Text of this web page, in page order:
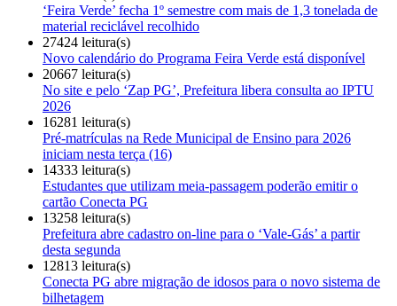
‘Feira Verde’ fecha 1º semestre com mais de 1,3 tonelada de
material reciclável recolhido
27424 leitura(s)
Novo calendário do Programa Feira Verde está disponível
20667 leitura(s)
No site e pelo ‘Zap PG’, Prefeitura libera consulta ao IPTU
2026
16281 leitura(s)
Pré-matrículas na Rede Municipal de Ensino para 2026
iniciam nesta terça (16)
14333 leitura(s)
Estudantes que utilizam meia-passagem poderão emitir o
cartão Conecta PG
13258 leitura(s)
Prefeitura abre cadastro on-line para o ‘Vale-Gás’ a partir
desta segunda
12813 leitura(s)
Conecta PG abre migração de idosos para o novo sistema de
bilhetagem